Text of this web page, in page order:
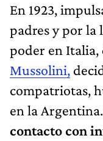
En 1923,
padres y por la
poder en Italia,
Mussolini,
compatriotas,
en la
contacto con